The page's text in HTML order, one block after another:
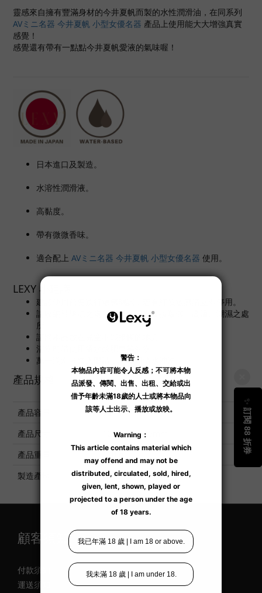
靈感來自擁有豐滿身材的今井夏帆而製的水性潤滑油，在同系列
AVミニ名器 今井夏帆 小型女優名器 產品上使用能大大增強真實
感覺！
感覺還有帶有一點點今井夏帆愛液的氣味喔！
日本進口及製造。
水溶性潤滑液。
高黏度。
帶有微微香味。
適合配上 AVミニ名器 今井夏帆 小型女優名器 使用。
LEXY 小建議
建議使用前要進行敏感測試，若有紅腫敏感請立即停用。
請收納於陰涼之處所，避免陽光直接曝曬、高溫、潮濕之處
所。
請將本品放在兒童不能接觸的地方。
清洗時請使用溫水或肥皂等沖洗。
萬一潤滑液進入眼睛，請即用清水沖洗。
產品規格
產品容量
80 ml
產品尺寸
108 x 35 x 35mm
產品重量
100 g
製造產地
日本
顧客須知
付款須知
運送須知